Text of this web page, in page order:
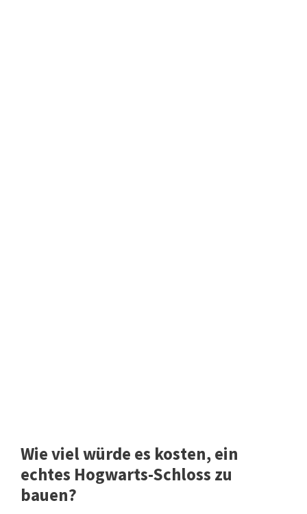
Wie viel würde es kosten, ein
echtes Hogwarts-Schloss zu
bauen?